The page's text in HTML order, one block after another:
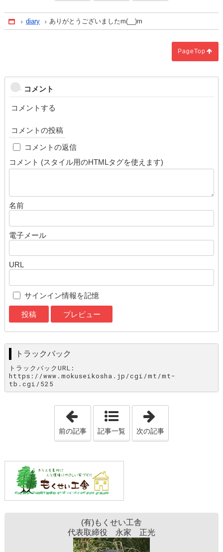
Home
diary ありがとうございましたm(__)m
PageTop
コメント
コメントする
コメントの投稿
コメントの返信
コメント (スタイル用のHTMLタグを使えます)
名前
電子メール
URL
サインイン情報を記憶
トラックバック
トラックバックURL:
https://www.mokuseikosha.jp/cgi/mt/mt-
tb.cgi/525
「縁（えにし）」
前の記事 記事一覧 次の記事
(有)もくせい工舎
代表取締役 永家 正光